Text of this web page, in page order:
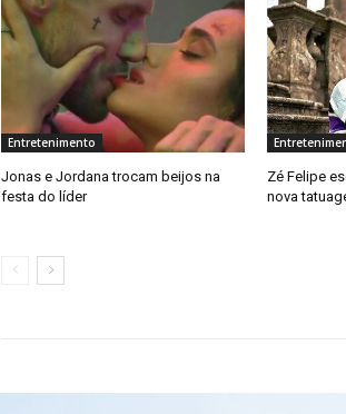
Entretenimento
Jonas e Jordana trocam beijos na
festa do líder
Zé Felipe
nova